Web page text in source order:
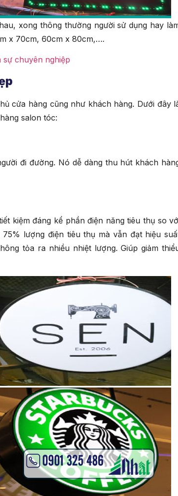
xong thông thường người sử dụng hay
x 70cm, 60cm x 80cm,….
chuyên nghiệp
cửa hàng cũng như khách hàng. Dưới đây
salon tóc:
đi đường. Nó dễ dàng thu hút khách
kiệm đáng kể phần điện năng tiêu thụ so
lượng điện tiêu thụ mà vẫn đạt hiệu
tỏa ra nhiều nhiệt lượng. Giúp giảm